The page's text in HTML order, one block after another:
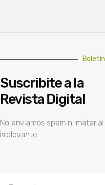
Boletín
Suscribite a la
Revista Digital
No enviamos spam ni material
irrelevante.